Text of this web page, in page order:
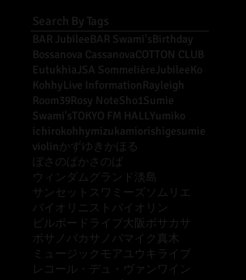
Search By Tags
BAR JubileeBAR Swami'sBirthday
Bossanova CassanovaCOTTON CLUB
EutukhiaJSA SommelièreJubileeKo
KohhyLive Information Rayleigh
Room39Rosy NoteSho1Sumie
Swami's TOKYO FM HALLYumiko
ichirokohhymizukamiorishigesumie
violinかずゆき かほる
ぼさのばかさのば
ウィンダムグランド淡島
サンセット スワミーズ ソムリエ
バイオリニスト バイオリン
ビルボードライブ大阪 ボサカサ
ボサノバカサノバ マイク真木
ミュージックモア
ユウキ ライブ
レコール・デュ・ヴァン ワイン